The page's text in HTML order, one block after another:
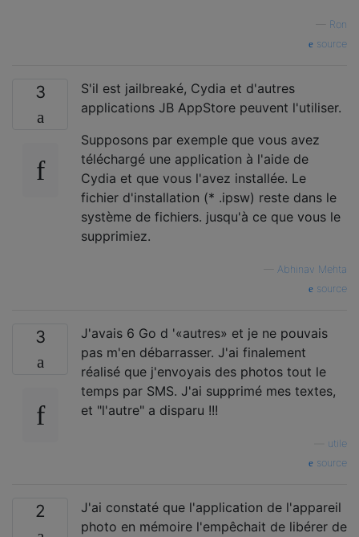
Ron
source
3
S'il est jailbreaké, Cydia et d'autres
applications JB AppStore peuvent l'utiliser.
Supposons par exemple que vous avez
téléchargé une application à l'aide de
Cydia et que vous l'avez installée. Le
fichier d'installation (* .ipsw) reste dans le
système de fichiers. jusqu'à ce que vous le
supprimiez.
Abhinav Mehta
source
3
J'avais 6 Go d '«autres» et je ne pouvais
pas m'en débarrasser. J'ai finalement
réalisé que j'envoyais des photos tout le
temps par SMS. J'ai supprimé mes textes,
et "l'autre" a disparu !!!
utile
source
2
J'ai constaté que l'application de l'appareil
photo en mémoire l'empêchait de libérer de